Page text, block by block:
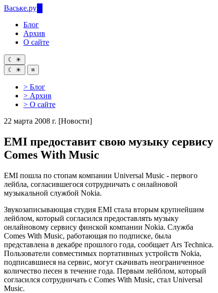
Ваське.ру
Блог
Архив
О сайте
☾
☀
☾
☀ ≡
> Блог
> Архив
> О сайте
22 марта 2008 г. [Новости]
EMI предоставит свою музыку сервису
Comes With Music
EMI пошла по стопам компании Universal Music - первого
лейбла, согласившегося сотрудничать с онлайновой
музыкальной службой Nokia.
Звукозаписывающая студия EMI стала вторым крупнейшим
лейблом, который согласился предоставлять музыку
онлайновому сервису финской компании Nokia. Служба
Comes With Music, работающая по подписке, была
представлена в декабре прошлого года, сообщает Ars Technica.
Пользователи совместимых портативных устройств Nokia,
подписавшиеся на сервис, могут скачивать неограниченное
количество песен в течение года. Первым лейблом, который
согласился сотрудничать с Comes With Music, стал Universal
Music.